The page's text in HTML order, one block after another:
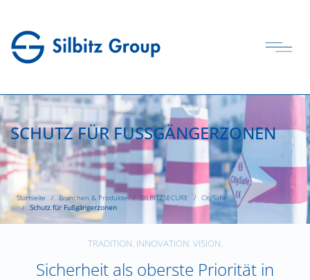
SCHUTZ FÜR FUSSGÄNGERZONEN
Startseite Branchen & Produkte SILBITZSECURE
CitySafe
Schutz für Fußgängerzonen
TRADITION. INNOVATION. VISION.
Sicherheit als oberste Priorität in